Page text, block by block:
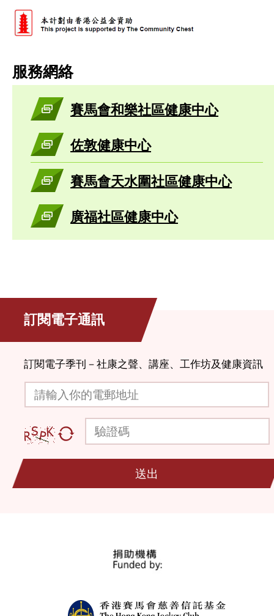
服務網絡
賽馬會和樂社區健康中心
佐敦健康中心
賽馬會天水圍社區健康中心
廣福社區健康中心
訂閱電子通訊
訂閱電子季刊－社康之聲、講座、工作坊及健康資訊
請輸入你的電郵地址
驗證碼
送出